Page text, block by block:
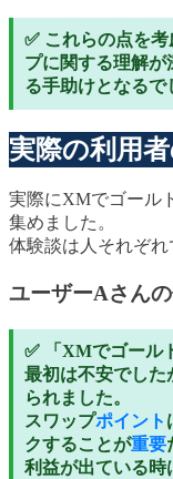
✅ これらの点を
プに関する理解が
る手助けとなるで
実際の利用
実際にXMでゴール
集めました。
体験談は人それぞれ
ユーザーAさん
✅ 「XMでゴール
最初は不安でした
られました。
スワップポイント
クすることが重要
利益が出ている時